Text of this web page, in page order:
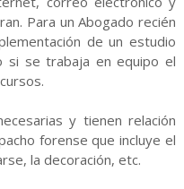
Para un Abogado recién
de un estudio
si se trabaja en equipo el
y tienen relación
forense que incluye el
la decoración, etc.